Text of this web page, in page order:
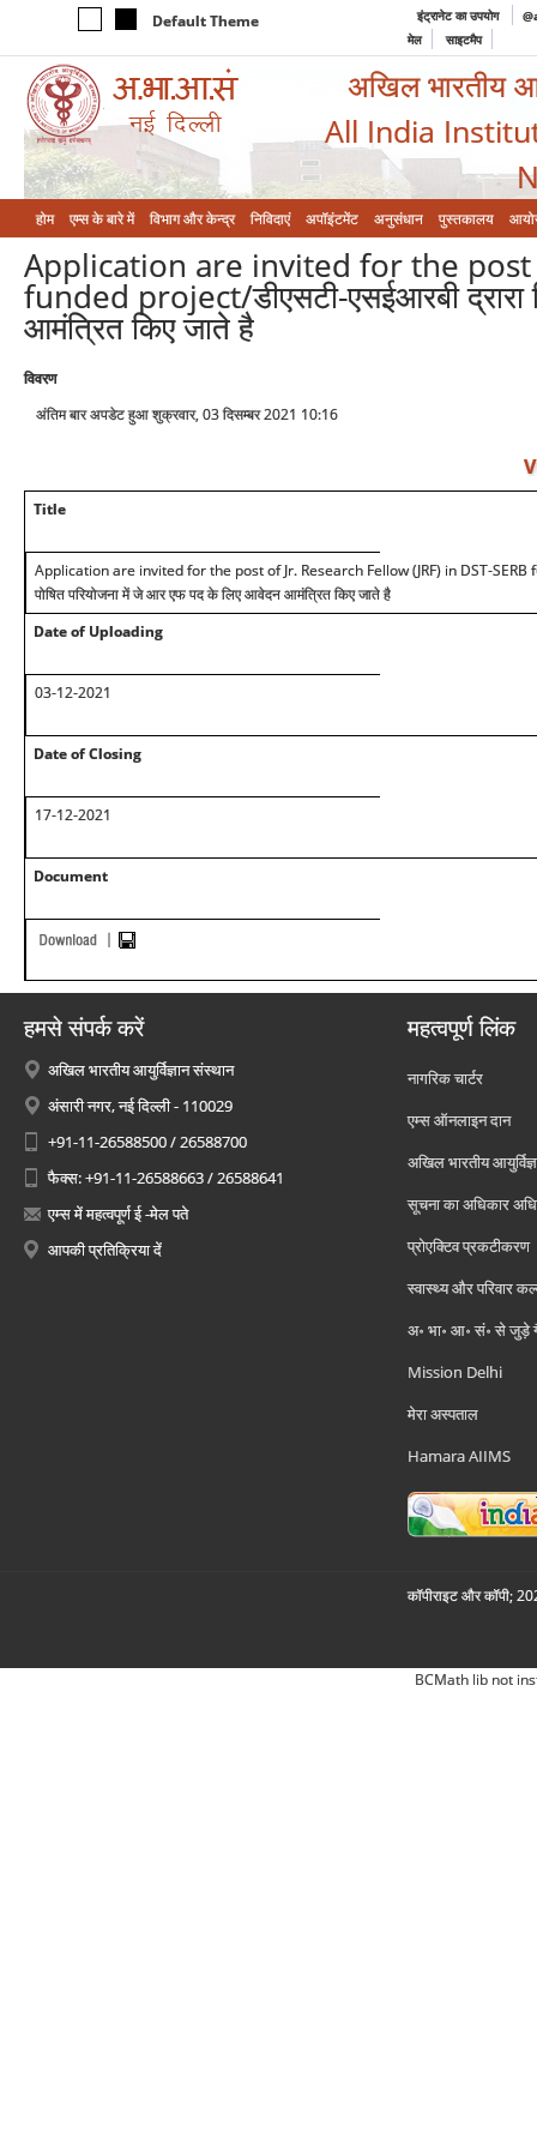
Default Theme इंट्रानेट का उपयोग
मेल
साइटमैप
अखिल भारतीय
All India
होम एम्‍स के बारे में विभाग और केन्‍द्र निविदाएं अपॉइंटमेंट अनुसंधान पुस्तकालय
Application are invited for the post
funded project/डीएसटी-एसईआरबी द्रारा
आमंत्रित किए जाते है
विवरण
अंतिम बार अपडेट हुआ शुक्रवार, 03 दिसम्बर 2021 10:16
Title
Application are invited for the post of Jr. Research Fellow (JRF) in DST-SERB
पोषित परियोजना में जे आर एफ पद के लिए आवेदन आमंत्रित किए जाते है
Date of Uploading
03-12-2021
Date of Closing
17-12-2021
Document
हमसे संपर्क करें
अखिल भारतीय आयुर्विज्ञान संस्थान
अंसारी नगर, नई दिल्ली - 110029
+91-11-26588500 / 26588700
फैक्स: +91-11-26588663 / 26588641
एम्स में महत्वपूर्ण ई -मेल पते
आपकी प्रतिक्रिया दें
महत्वपूर्ण लिंक
नागरिक चार्टर
एम्स ऑनलाइन दान
अखिल भारतीय
सूचना का अधिकार
प्रोएक्टिव प्रकटीकरण
स्वास्थ्य और परिवार
अ॰ भा॰ आ॰ सं॰ से जुड़े
Mission Delhi
मेरा अस्पताल
Hamara AIIMS
कॉपीराइट और कॉपी;
BCMath lib not